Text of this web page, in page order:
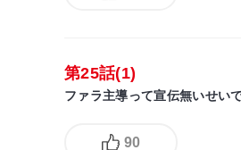
第25話(1)
ファラ主導って宣伝無いせい
90